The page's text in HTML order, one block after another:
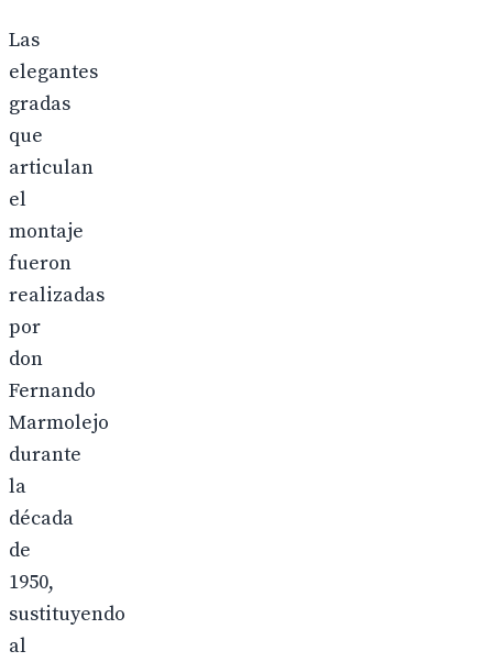
Las
elegantes
gradas
que
articulan
el
montaje
fueron
realizadas
por
don
Fernando
Marmolejo
durante
la
década
de
1950,
sustituyendo
al